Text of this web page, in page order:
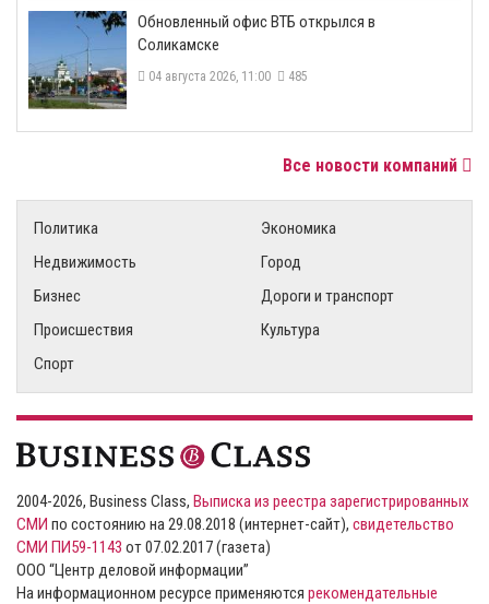
​Обновленный офис ВТБ открылся в
Соликамске
04 августа 2026, 11:00 485
Все новости компаний
Политика
Экономика
Недвижимость
Город
Бизнес
Дороги и транспорт
Происшествия
Культура
Спорт
2004-2026, Business Class, Выписка из реестра зарегистрированных
СМИ по состоянию на 29.08.2018 (интернет-сайт), свидетельство
СМИ ПИ59-1143 от 07.02.2017 (газета)
ООО “Центр деловой информации”
На информационном ресурсе применяются рекомендательные